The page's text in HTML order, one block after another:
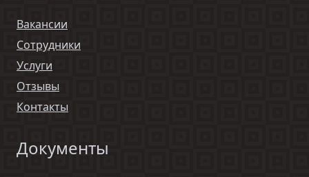
Вакансии
Сотрудники
Услуги
Отзывы
Контакты
Документы